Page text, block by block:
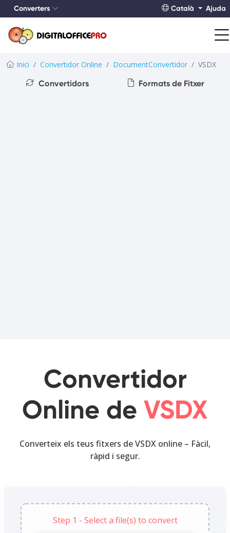
Converters Català Ajuda
Inici Convertidor Online DocumentConvertidor
VSDX
Convertidors
Formats de Fitxer
Convertidor
Online de VSDX
Converteix els teus fitxers de VSDX online – Fàcil,
ràpid i segur.
Step 1 - Select a file(s) to convert